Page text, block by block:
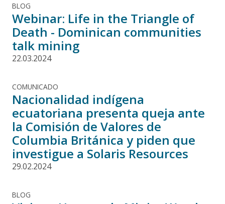
BLOG
Webinar: Life in the Triangle of
Death - Dominican communities
talk mining
22.03.2024
COMUNICADO
Nacionalidad indígena
ecuatoriana presenta queja ante
la Comisión de Valores de
Columbia Británica y piden que
investigue a Solaris Resources
29.02.2024
BLOG